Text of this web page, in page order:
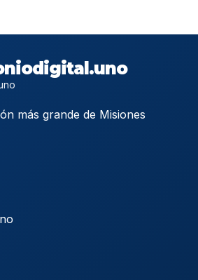
más grande de Misiones